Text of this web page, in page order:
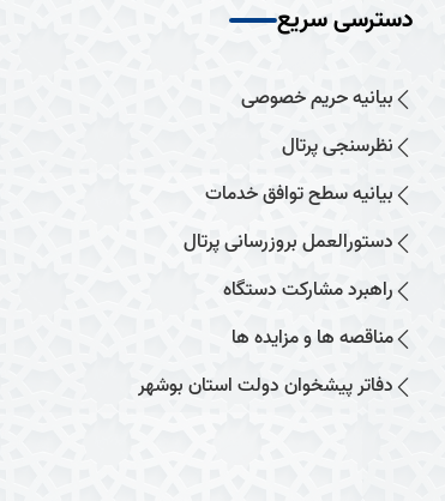
دسترسی سریع
بیانیه حریم خصوصی
نظرسنجی پرتال
بیانیه سطح توافق خدمات
دستورالعمل بروزرسانی پرتال
راهبرد مشارکت دستگاه
مناقصه ها و مزایده ها
دفاتر پیشخوان دولت استان بوشهر